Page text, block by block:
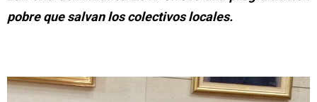
pobre que salvan los colectivos locales.